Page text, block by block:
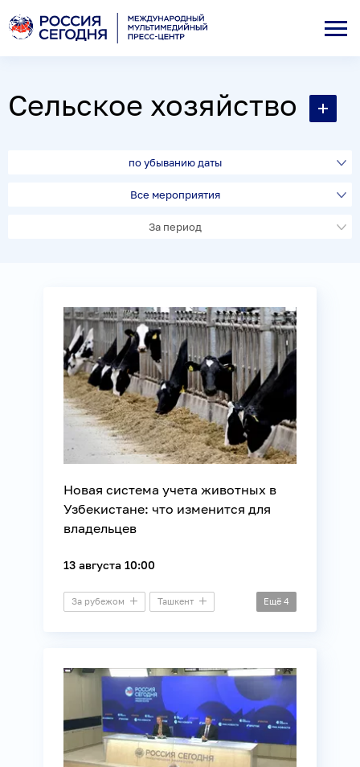
Сельское хозяйство
по убыванию даты
Все мероприятия
За период
Новая система учета животных в
Узбекистане: что изменится для
владельцев
13 августа 10:00
За рубежом Ташкент
Сельское хозяйство
Ещё 4